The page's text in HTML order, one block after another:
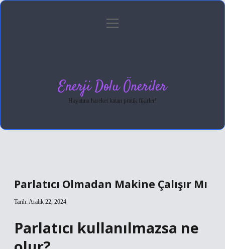
Gizlilik Politikası
menüyü
Enerji Dolu Öneriler
Hayatına hareket katan pratik fikirler!
Parlatıcı Olmadan Makine Çalışır Mı
Tarih: Aralık 22, 2024
Parlatıcı kullanılmazsa ne